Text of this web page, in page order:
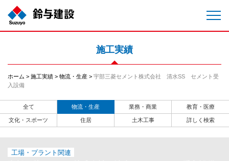
施工実績
ホーム 施工実績 物流・生産
宇部三菱セメント株式会社 清水SS セメント受
入設備
全て 物流・生産 業務・商業 教育・医療
文化・スポーツ 住居 土木工事 詳しく検索
工場・プラント関連